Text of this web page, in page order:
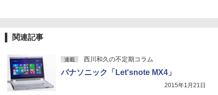
関連記事
連載 西川和久の不定期コラム
パナソニック「Let'snote MX4」
2015年1月21日